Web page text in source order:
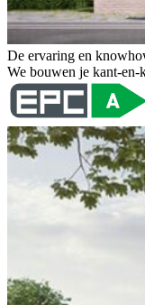
De ervaring en
We bouwen je kant-en-